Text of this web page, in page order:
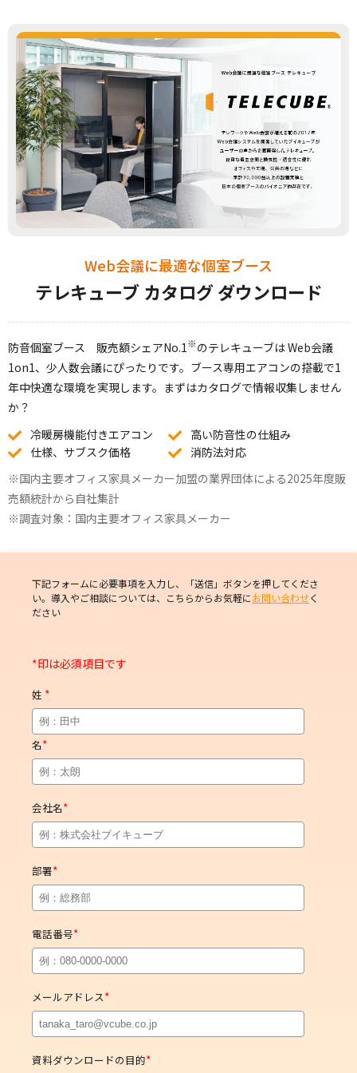
Web会議に最適な個室ブース
テレキューブ カタログ ダウンロード
防音個室ブース 販売額シェアNo.1※のテレキューブは Web会議
1on1、少人数会議にぴったりです。ブース専用エアコンの搭載で1
年中快適な環境を実現します。まずはカタログで情報収集しません
か？
冷暖房機能付きエアコン
高い防音性の仕組み
仕様、サブスク価格
消防法対応
※国内主要オフィス家具メーカー加盟の業界団体による2025年度販
売額統計から自社集計
※調査対象：国内主要オフィス家具メーカー
下記フォームに必要事項を入力し、「送信」ボタンを押してくださ
い。導入やご相談については、こちらからお気軽にお問い合わせく
ださい
姓 *
名*
会社名*
部署*
電話番号*
メールアドレス*
資料ダウンロードの目的*